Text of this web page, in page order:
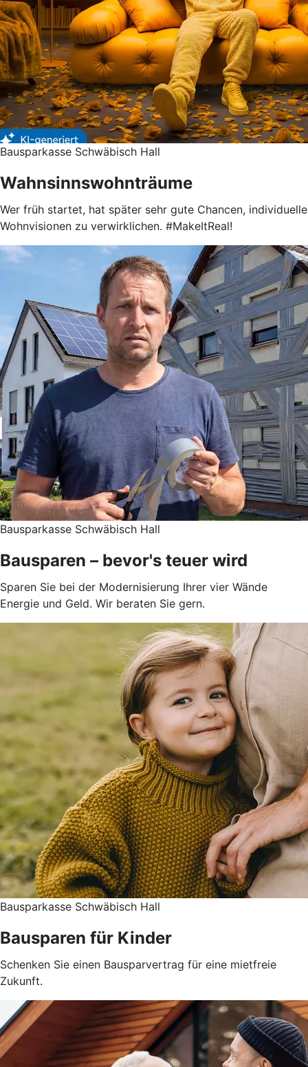
Bausparkasse Schwäbisch Hall
Wahnsinnswohnträume
Wer früh startet, hat später sehr gute Chancen, individuelle
Wohnvisionen zu verwirklichen. #MakeItReal!
Bausparkasse Schwäbisch Hall
Bausparen – bevor's teuer wird
Sparen Sie bei der Modernisierung Ihrer vier Wände
Energie und Geld. Wir beraten Sie gern.
Bausparkasse Schwäbisch Hall
Bausparen für Kinder
Schenken Sie einen Bausparvertrag für eine mietfreie
Zukunft.